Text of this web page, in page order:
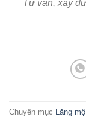
Tư vấn, xây
Chuyên mục Lăng